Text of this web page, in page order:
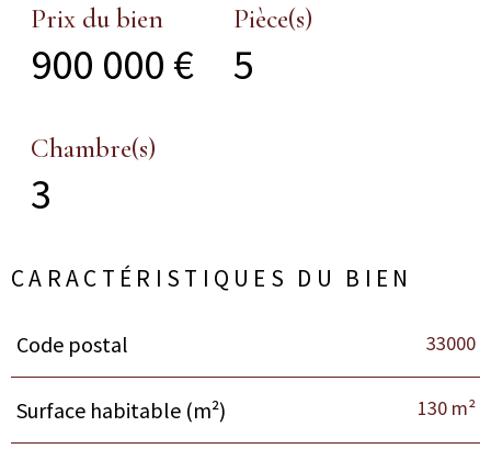
Prix du bien
900 000 €
Pièce(s)
5
Chambre(s)
3
CARACTÉRISTIQUES DU BIEN
Caractéristiques
Code postal 33000
Surface habitable (m²) 130 m²